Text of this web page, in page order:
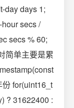
day days 1;
secs /
secs % 60;
简单主要是累
for(uint16_t
? 31622400 :